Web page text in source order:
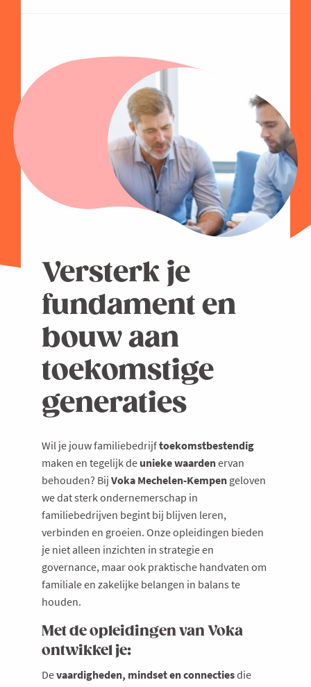
Versterk je
fundament en
bouw aan
toekomstige
generaties
Wil je jouw familiebedrijftoekomstbestendig
maken en tegelijk de unieke waardenervan
behouden? Bij Voka Mechelen-Kempen geloven
we dat sterk ondernemerschap in
familiebedrijven begint bij blijven leren,
verbinden en groeien. Onze opleidingen bieden
je niet alleen inzichten in strategie en
governance, maar ook praktische handvaten om
familiale en zakelijke belangen in balans te
houden.
Met de opleidingen van Voka
ontwikkel je:
Devaardigheden, mindset en connectiesdie